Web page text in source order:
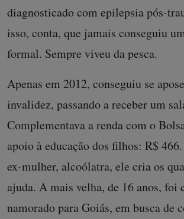
diagnosticado com epilepsia pós-
isso, conta, que jamais conseguiu
formal. Sempre viveu da pesca.
Apenas em 2012, conseguiu se
invalidez, passando a receber um
Complementava a renda com o
apoio à educação dos filhos: R$
ex-mulher, alcoólatra, ele cria os
ajuda. A mais velha, de 16 anos, foi
namorado para Goiás, em busca de